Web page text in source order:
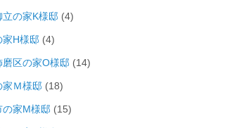
立の家K様邸 (4)
家H様邸 (4)
磨区の家O様邸 (14)
家Ｍ様邸 (18)
の家M様邸 (15)